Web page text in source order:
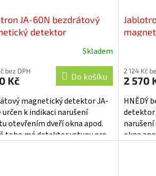
JA-60N bezdrátový
detektor
Skladem
bez DPH
Kč Do košíku
magnetický detektor JA-
určen k indikaci narušení
otevřením dveří okna apod.
toho má detektor vstupy pro
produktu
je
5,0
z
5
2 124 Kč
2 570
HNĚDÝ
detektor
okna